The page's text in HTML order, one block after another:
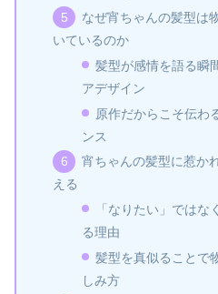
なぜ宵ちゃんの髪型は
いているのか
髪型が感情を語る瞬
アデザイン
原作だからこそ伝わ
ンス
宵ちゃんの髪型に惹か
える
「なりたい」では
る理由
髪型を真似ることで
しみ方